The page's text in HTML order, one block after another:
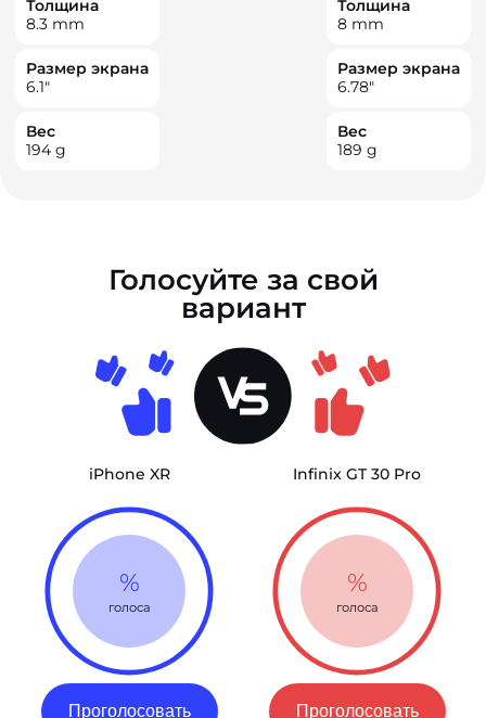
Толщина
8.3 mm
Размер экрана
6.1"
Вес
194 g
Толщина
8 mm
Размер экрана
6.78"
Вес
189 g
Голосуйте за свой
вариант
iPhone XR
%
голоса
Проголосовать
Infinix GT 30 Pro
%
голоса
Проголосовать